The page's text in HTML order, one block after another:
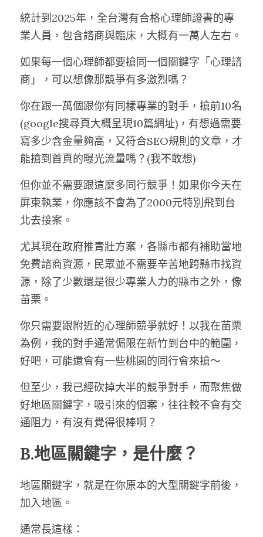
統計到2025年，全台灣有合格心理師證書的專
業人員，包含諮商與臨床，大概有一萬人左右。
如果每一個心理師都要搶同一個關鍵字「心理諮
商」，可以想像那競爭有多激烈嗎？
你在跟一萬個跟你有同樣專業的對手，搶前10名
(google搜尋頁大概呈現10篇網址)，有想過需要
寫多少含金量夠高，又符合SEO規則的文章，才
能搶到首頁的曝光流量嗎？(我不敢想)
但你並不需要跟這麼多同行競爭！如果你今天在
屏東執業，你應該不會為了2000元特別飛到台
北去接案。
尤其現在政府推青壯方案，各縣市都有補助當地
免費諮商資源，民眾並不需要辛苦地跨縣市找資
源，除了少數還是很少專業人力的縣市之外，像
苗栗。
你只需要跟附近的心理師競爭就好！以我在苗栗
為例，我的對手通常侷限在新竹到台中的範圍，
好吧，可能還會有一些桃園的同行會來搶～
但至少，我已經砍掉大半的競爭對手，而聚焦做
好地區關鍵字，吸引來的個案，往往較不會有交
通阻力，有沒有覺得很棒啊？
B.地區關鍵字，是什麼？
地區關鍵字，就是在你原本的大型關鍵字前後，
加入地區。
通常長這樣：